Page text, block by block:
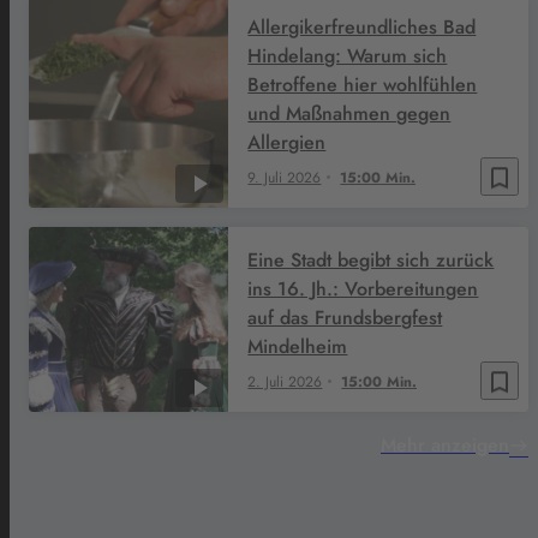
bookmark_border
9. Juli 2026 15:00 Min.
Allergikerfreundliches Bad
Hindelang: Warum sich
Betroffene hier wohlfühlen
und Maßnahmen gegen
Allergien
bookmark_border
2. Juli 2026 15:00 Min.
Eine Stadt begibt sich zurück
ins 16. Jh.: Vorbereitungen
auf das Frundsbergfest
Mindelheim